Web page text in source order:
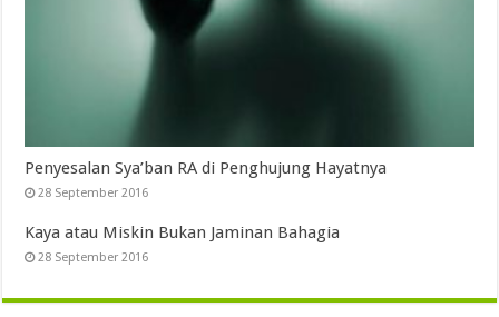
Penyesalan Sya’ban RA di Penghujung Hayatnya
28 September 2016
Kaya atau Miskin Bukan Jaminan Bahagia
28 September 2016